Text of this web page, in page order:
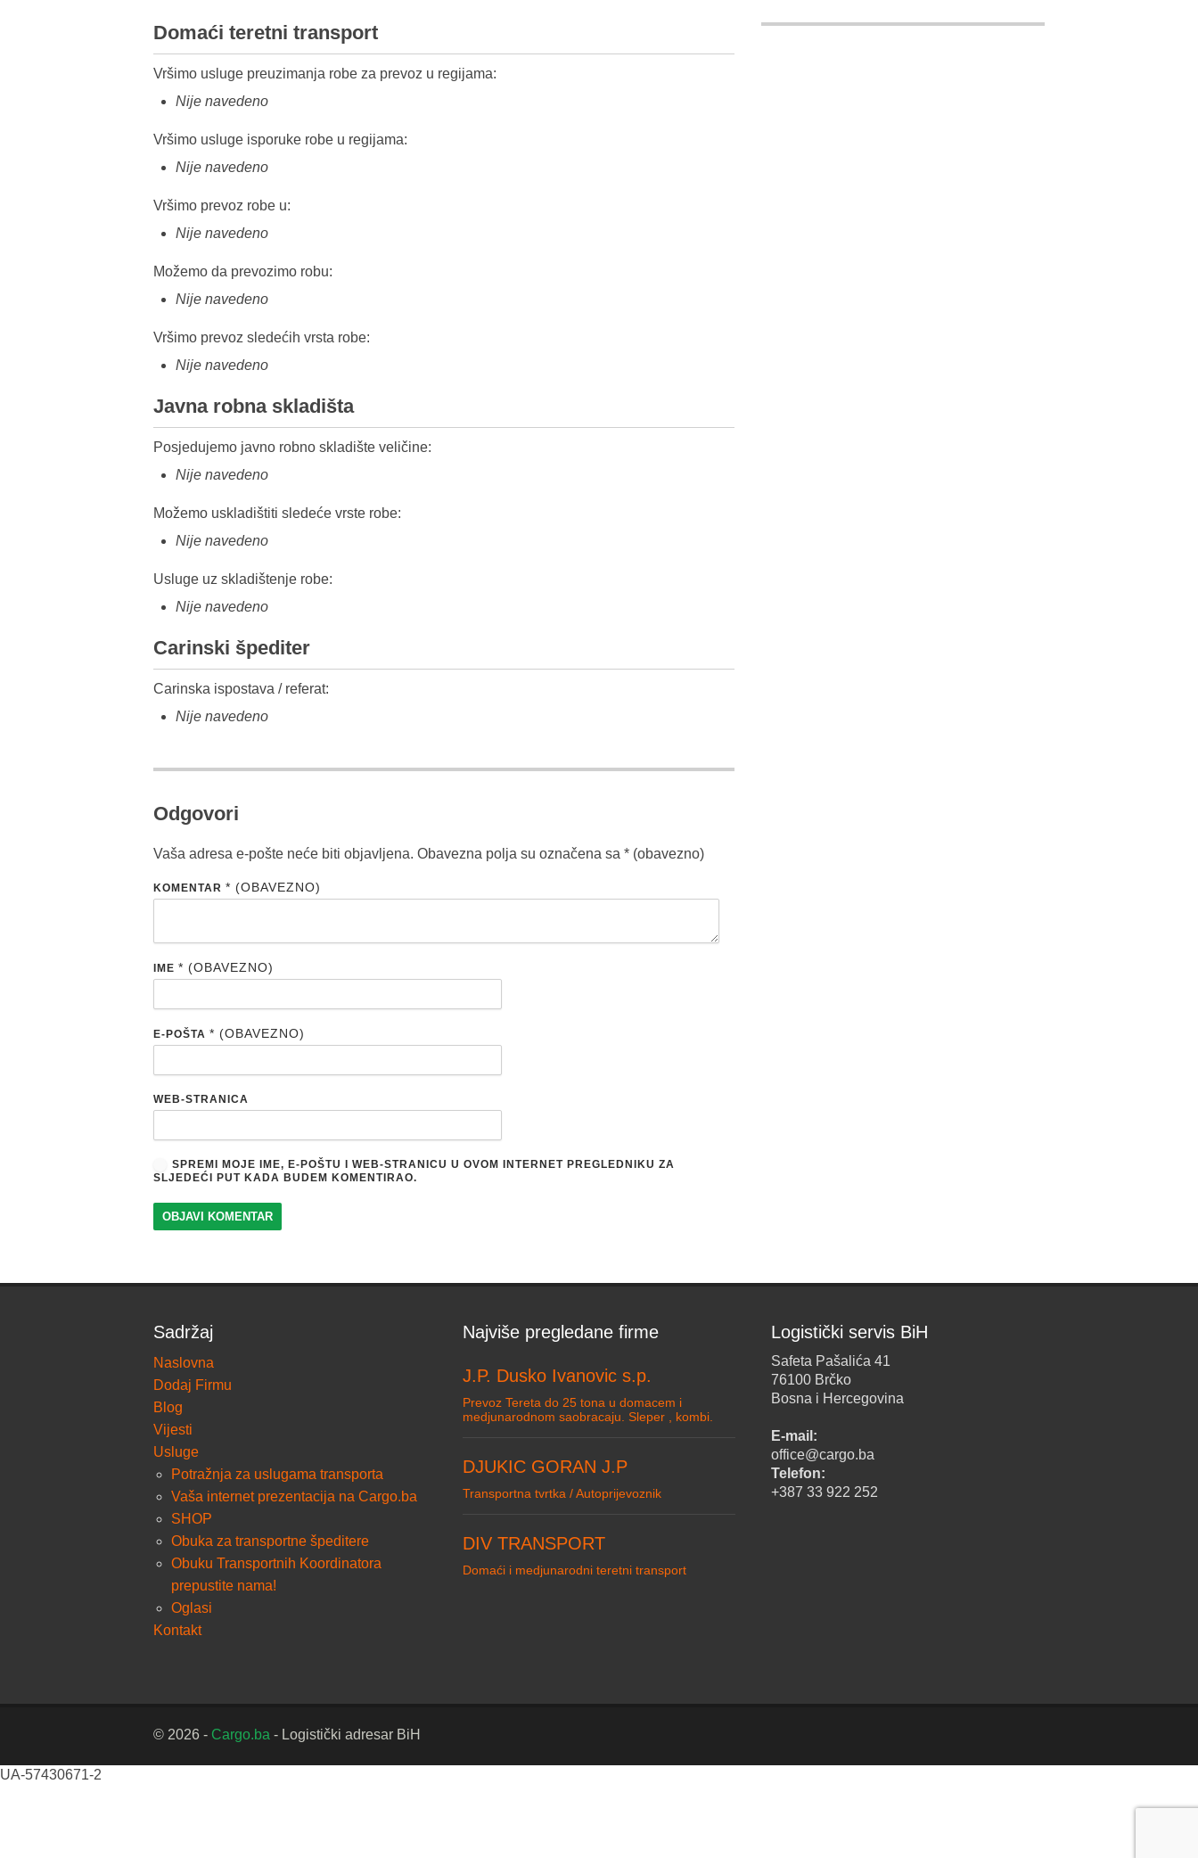
Domaći teretni transport
Vršimo usluge preuzimanja robe za prevoz u regijama:
Nije navedeno
Vršimo usluge isporuke robe u regijama:
Nije navedeno
Vršimo prevoz robe u:
Nije navedeno
Možemo da prevozimo robu:
Nije navedeno
Vršimo prevoz sledećih vrsta robe:
Nije navedeno
Javna robna skladišta
Posjedujemo javno robno skladište veličine:
Nije navedeno
Možemo uskladištiti sledeće vrste robe:
Nije navedeno
Usluge uz skladištenje robe:
Nije navedeno
Carinski špediter
Carinska ispostava / referat:
Nije navedeno
Odgovori
Vaša adresa e-pošte neće biti objavljena. Obavezna polja su označena sa * (obavezno)
KOMENTAR * (OBAVEZNO)
IME * (OBAVEZNO)
E-POŠTA * (OBAVEZNO)
WEB-STRANICA
SPREMI MOJE IME, E-POŠTU I WEB-STRANICU U OVOM INTERNET PREGLEDNIKU ZA
SLJEDEĆI PUT KADA BUDEM KOMENTIRAO.
Sadržaj
Naslovna
Dodaj Firmu
Blog
Vijesti
Usluge
Potražnja za uslugama transporta
Vaša internet prezentacija na Cargo.ba
SHOP
Obuka za transportne špeditere
Obuku Transportnih Koordinatora
prepustite nama!
Oglasi
Kontakt
Najviše pregledane firme
J.P. Dusko Ivanovic s.p.
Prevoz Tereta do 25 tona u domacem i
medjunarodnom saobracaju. Sleper , kombi.
DJUKIC GORAN J.P
Transportna tvrtka / Autoprijevoznik
DIV TRANSPORT
Domaći i medjunarodni teretni transport
Logistički servis BiH
Safeta Pašalića 41
76100 Brčko
Bosna i Hercegovina
E-mail:
office@cargo.ba
Telefon:
+387 33 922 252
© 2026 - Cargo.ba - Logistički adresar BiH
UA-57430671-2